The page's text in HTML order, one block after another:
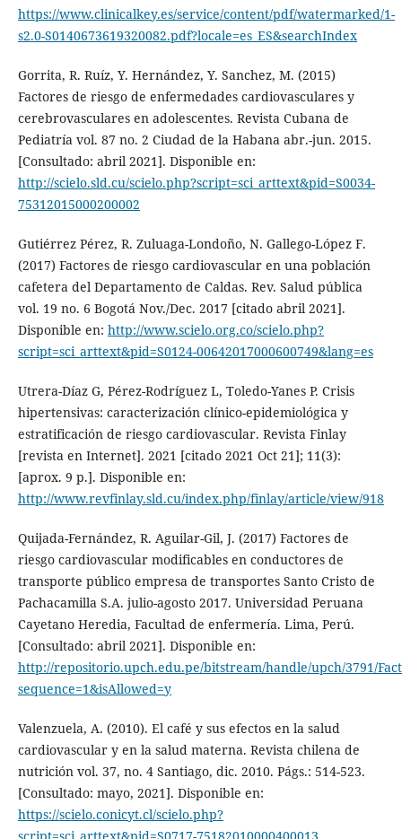
https://www.clinicalkey.es/service/content/pdf/watermarked/1-
s2.0-S0140673619320082.pdf?locale=es_ES&searchIndex
Gorrita, R. Ruíz, Y. Hernández, Y. Sanchez, M. (2015)
Factores de riesgo de enfermedades cardiovasculares y
cerebrovasculares en adolescentes. Revista Cubana de
Pediatría vol. 87 no. 2 Ciudad de la Habana abr.-jun. 2015.
[Consultado: abril 2021]. Disponible en:
http://scielo.sld.cu/scielo.php?script=sci_arttext&pid=S0034-
75312015000200002
Gutiérrez Pérez, R. Zuluaga-Londoño, N. Gallego-López F.
(2017) Factores de riesgo cardiovascular en una población
cafetera del Departamento de Caldas. Rev. Salud pública
vol. 19 no. 6 Bogotá Nov./Dec. 2017 [citado abril 2021].
Disponible en: http://www.scielo.org.co/scielo.php?
script=sci_arttext&pid=S0124-00642017000600749&lang=es
Utrera-Díaz G, Pérez-Rodríguez L, Toledo-Yanes P. Crisis
hipertensivas: caracterización clínico-epidemiológica y
estratificación de riesgo cardiovascular. Revista Finlay
[revista en Internet]. 2021 [citado 2021 Oct 21]; 11(3):
[aprox. 9 p.]. Disponible en:
http://www.revfinlay.sld.cu/index.php/finlay/article/view/918
Quijada-Fernández, R. Aguilar-Gil, J. (2017) Factores de
riesgo cardiovascular modificables en conductores de
transporte público empresa de transportes Santo Cristo de
Pachacamilla S.A. julio-agosto 2017. Universidad Peruana
Cayetano Heredia, Facultad de enfermería. Lima, Perú.
[Consultado: abril 2021]. Disponible en:
http://repositorio.upch.edu.pe/bitstream/handle/upch/3791/
sequence=1&isAllowed=y
Valenzuela, A. (2010). El café y sus efectos en la salud
cardiovascular y en la salud materna. Revista chilena de
nutrición vol. 37, no. 4 Santiago, dic. 2010. Págs.: 514-523.
[Consultado: mayo, 2021]. Disponible en:
https://scielo.conicyt.cl/scielo.php?